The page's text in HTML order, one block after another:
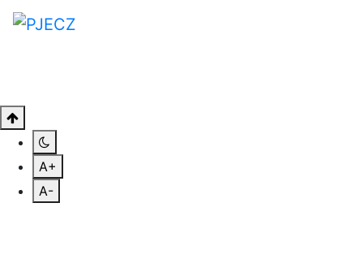
A+
A-